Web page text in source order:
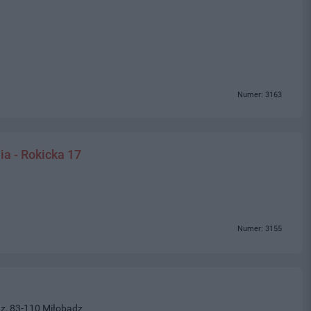
Numer: 3163
- Rokicka 17
Numer: 3155
83-110 Miłobądz